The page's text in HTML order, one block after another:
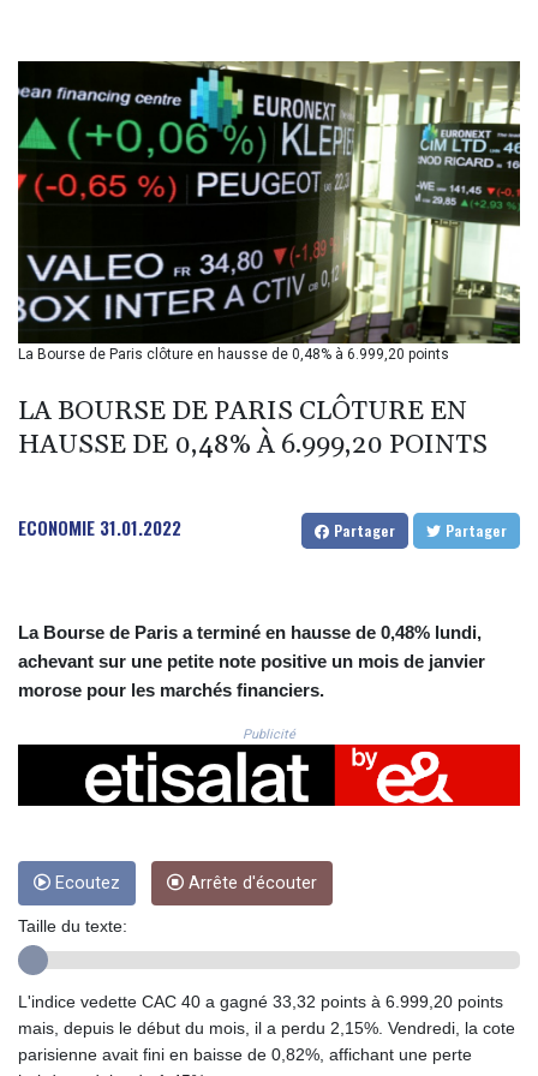
BMD 1.156136
BND 1.477082
BOB 13.69983
BRL 5.876989
BSD 1.152686
BTN 109.688637
BWP 15.558807
BYN 3.432357
BYR 22660.258427
BZD 2.318271
CAD 1.61333
CDF 2615.761404
CLF 0.026829
CLP 1055.916879
CNY 7.801146
COP 3633.55485
CRC 523.993489
CVE 110.26363
DJF 205.267449
DKK 7.477932
DOP 67.289164
DZD 152.967099
EGP 57.380687
ERN 17.342035
FJD 2.553384
FKP 0.8566
GGP 0.8566
GHS 13.526832
GIP 0.8566
GMD 84.980421
La Bourse de Paris clôture en hausse de 0,48% à 6.999,20 points
LA BOURSE DE PARIS CLÔTURE EN
HAUSSE DE 0,48% À 6.999,20 POINTS
ECONOMIE 31.01.2022 Partager Partager
La Bourse de Paris a terminé en hausse de 0,48% lundi,
achevant sur une petite note positive un mois de janvier
morose pour les marchés financiers.
Publicité
Ecoutez Arrête d'écouter
Taille du texte:
L'indice vedette CAC 40 a gagné 33,32 points à 6.999,20 points
mais, depuis le début du mois, il a perdu 2,15%. Vendredi, la cote
parisienne avait fini en baisse de 0,82%, affichant une perte